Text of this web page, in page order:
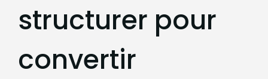
structurer pour
convertir